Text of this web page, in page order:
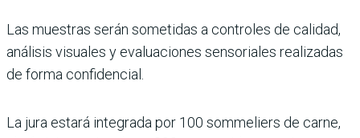
Las muestras serán sometidas a controles de calidad,
análisis visuales y evaluaciones sensoriales realizadas
de forma confidencial.
La jura estará integrada por 100 sommeliers de carne,